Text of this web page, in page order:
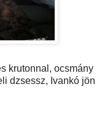
krutonnal, ocsmány
dzsessz, Ivankó jön